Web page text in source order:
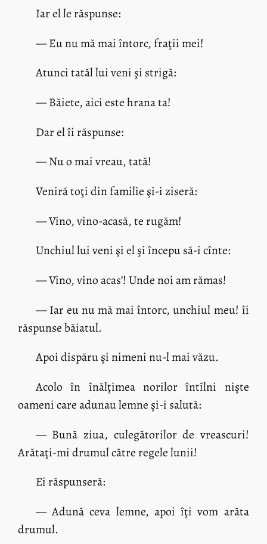
Iar el le răspunse:
— Eu nu mă mai întorc, fraţii mei!
Atunci tatăl lui veni şi strigă:
— Băiete, aici este hrana ta!
Dar el îi răspunse:
— Nu o mai vreau, tată!
Veniră toţi din familie şi-i ziseră:
— Vino, vino-acasă, te rugăm!
Unchiul lui veni şi el şi începu să-i cînte:
— Vino, vino acas’! Unde noi am rămas!
— Iar eu nu mă mai întorc, unchiul meu! îi
răspunse băiatul.
Apoi dispăru şi nimeni nu-l mai văzu.
Acolo în înălţimea norilor întîlni nişte
oameni care adunau lemne şi-i salută:
— Bună ziua, culegătorilor de vreascuri!
Arătaţi-mi drumul către regele lunii!
Ei răspunseră:
— Adună ceva lemne, apoi îţi vom arăta
drumul.